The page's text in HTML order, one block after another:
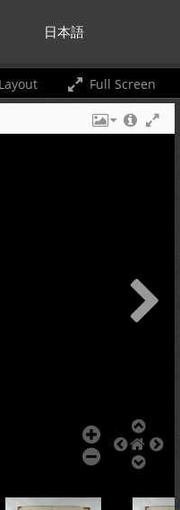
日本語
Full Screen